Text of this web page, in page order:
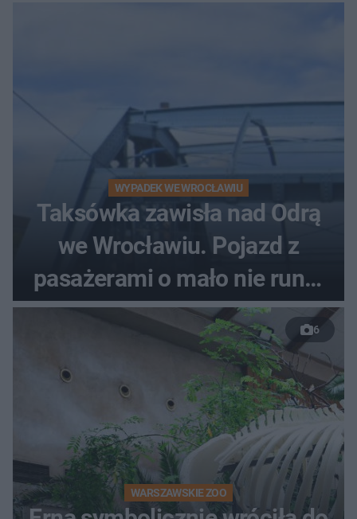
WYPADEK WE WROCŁAWIU
Taksówka zawisła nad Odrą
we Wrocławiu. Pojazd z
pasażerami o mało nie runął
do rzeki
6
WARSZAWSKIE ZOO